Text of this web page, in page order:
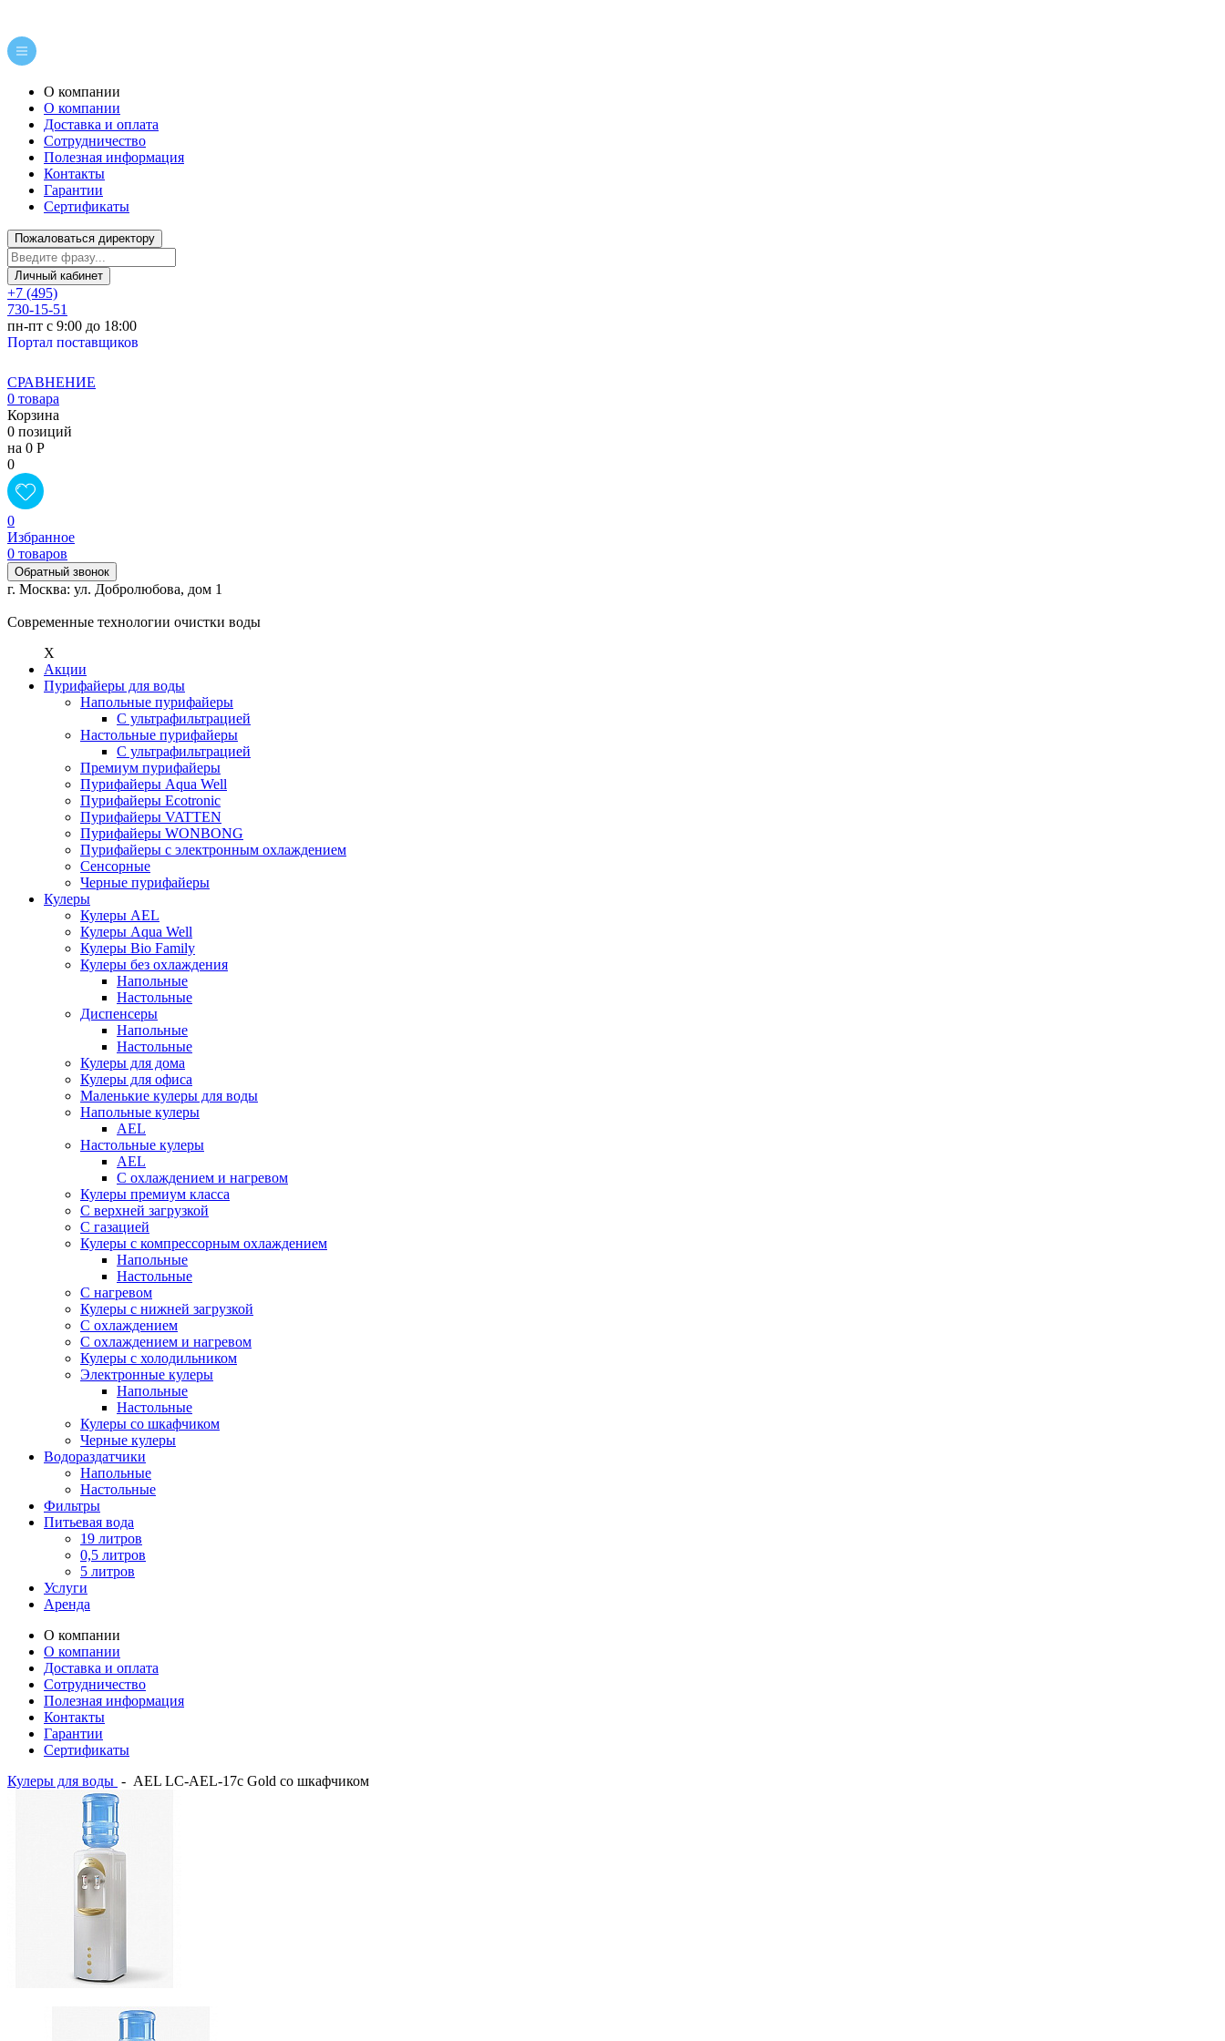
О компании
О компании
Доставка и оплата
Сотрудничество
Полезная информация
Контакты
Гарантии
Сертификаты
Пожаловаться директору
Личный кабинет
+7 (495)
730-15-51
пн-пт с 9:00 до 18:00
Портал поставщиков
СРАВНЕНИЕ
0 товара
Корзина
0 позиций
на 0 Р
0
0
Избранное
0 товаров
Обратный звонок
г. Москва: ул. Добролюбова, дом 1
Современные технологии очистки воды
X
Акции
Пурифайеры для воды
Напольные пурифайеры
С ультрафильтрацией
Настольные пурифайеры
С ультрафильтрацией
Премиум пурифайеры
Пурифайеры Aqua Well
Пурифайеры Ecotronic
Пурифайеры VATTEN
Пурифайеры WONBONG
Пурифайеры с электронным охлаждением
Сенсорные
Черные пурифайеры
Кулеры
Кулеры AEL
Кулеры Aqua Well
Кулеры Bio Family
Кулеры без охлаждения
Напольные
Настольные
Диспенсеры
Напольные
Настольные
Кулеры для дома
Кулеры для офиса
Маленькие кулеры для воды
Напольные кулеры
AEL
Настольные кулеры
AEL
С охлаждением и нагревом
Кулеры премиум класса
С верхней загрузкой
С газацией
Кулеры с компрессорным охлаждением
Напольные
Настольные
С нагревом
Кулеры с нижней загрузкой
С охлаждением
С охлаждением и нагревом
Кулеры с холодильником
Электронные кулеры
Напольные
Настольные
Кулеры со шкафчиком
Черные кулеры
Водораздатчики
Напольные
Настольные
Фильтры
Питьевая вода
19 литров
0,5 литров
5 литров
Услуги
Аренда
О компании
О компании
Доставка и оплата
Сотрудничество
Полезная информация
Контакты
Гарантии
Сертификаты
Кулеры для воды - AEL LC-AEL-17c Gold со шкафчиком